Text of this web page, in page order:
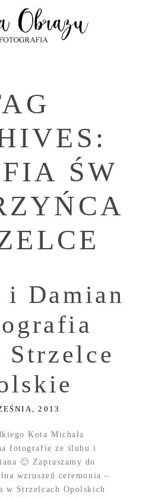
ŚW
i Damian
Strzelce
2013
Kota Michała
fotografie ze ślubu i
🙂 Zapraszamy do
wzruszeń ceremonia –
w Strzelcach Opolskich